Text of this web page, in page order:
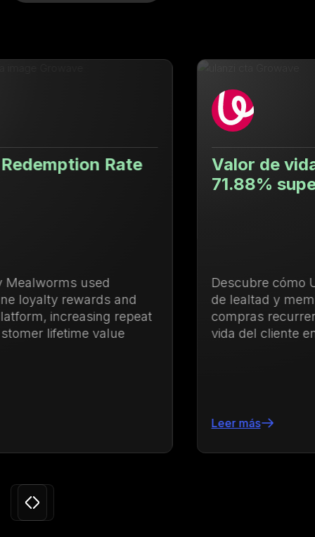
Valor de vida del cliente un
Descubre cómo Ulanzi centralizó la gestión
de lealtad y membresías para impulsar las
compras recurrentes y aumentar el valor de
vida del cliente en un 71.88%